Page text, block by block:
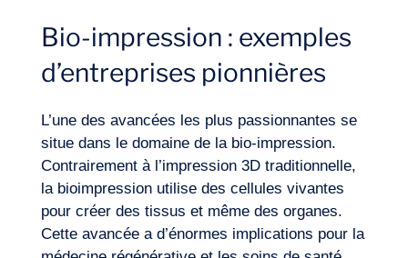
Journal de Bord
Bio-impression : exemples
d’entreprises pionnières
L’une des avancées les plus passionnantes se
situe dans le domaine de la bio-impression.
Contrairement à l’impression 3D traditionnelle,
la bioimpression utilise des cellules vivantes
pour créer des tissus et même des organes.
Cette avancée a d’énormes implications pour la